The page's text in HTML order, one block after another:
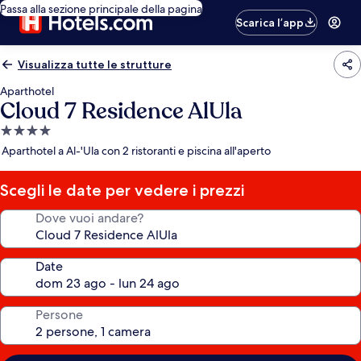
Passa alla sezione principale della pagina
Scarica l’app
Visualizza tutte le strutture
Aparthotel
Cloud 7 Residence AlUla
Struttura
a
stelle
Aparthotel a Al-'Ula con 2 ristoranti e piscina all'aperto
Scegli le date per vedere i prezzi
Dove vuoi andare?
Date
Persone